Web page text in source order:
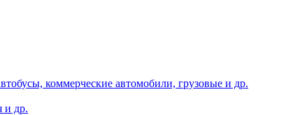
коммерческие автомобили, грузовые и др.
и др.